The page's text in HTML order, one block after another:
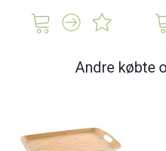
Andre købte